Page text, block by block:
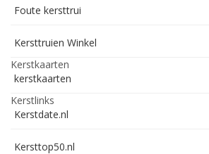
Foute kersttrui
Kersttruien Winkel
Kerstkaarten
kerstkaarten
Kerstlinks
Kerstdate.nl
Kersttop50.nl